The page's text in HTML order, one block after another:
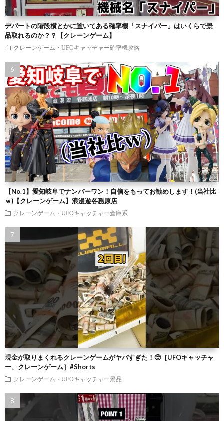
デパートの階段横とかに置いてある確率機「スナイパー」はいくらで景
品取れるのか？？【クレーンゲーム】
クレーンゲーム・UFOキャッチャー確率機攻略
【No.1】愛知岐阜でナンバーワン！自信をもってお勧めします！(当社比
ｗ)【クレーンゲーム】浪漫遊各務原店
クレーンゲーム・UFOキャッチャー倉庫系
現金が取りまくれるクレーンゲームがヤバすぎた！🥺［UFOキャッチャ
ー、クレーンゲーム］#Shorts
クレーンゲーム・UFOキャッチャー景品